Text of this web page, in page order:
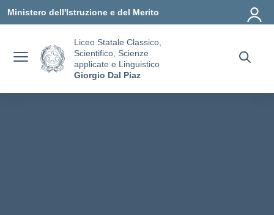
Ministero dell'Istruzione e del Merito
Liceo Statale Classico,
Scientifico, Scienze
applicate e Linguistico
Giorgio Dal Piaz